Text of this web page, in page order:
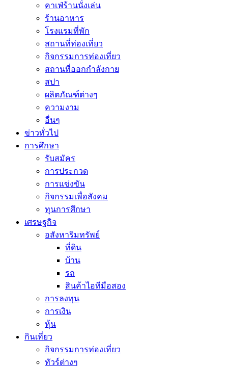
คาเฟ่ร้านนั่งเล่น
ร้านอาหาร
โรงแรมที่พัก
สถานที่ท่องเที่ยว
กิจกรรมการท่องเที่ยว
สถานที่ออกกำลังกาย
สปา
ผลิตภัณฑ์ต่างๆ
ความงาม
อื่นๆ
ข่าวทั่วไป
การศึกษา
รับสมัคร
การประกวด
การแข่งขัน
กิจกรรมเพื่อสังคม
ทุนการศึกษา
เศรษฐกิจ
อสังหาริมทรัพย์
ที่ดิน
บ้าน
รถ
สินค้าไอทีมือสอง
การลงทุน
การเงิน
หุ้น
กินเที่ยว
กิจกรรมการท่องเที่ยว
ทัวร์ต่างๆ